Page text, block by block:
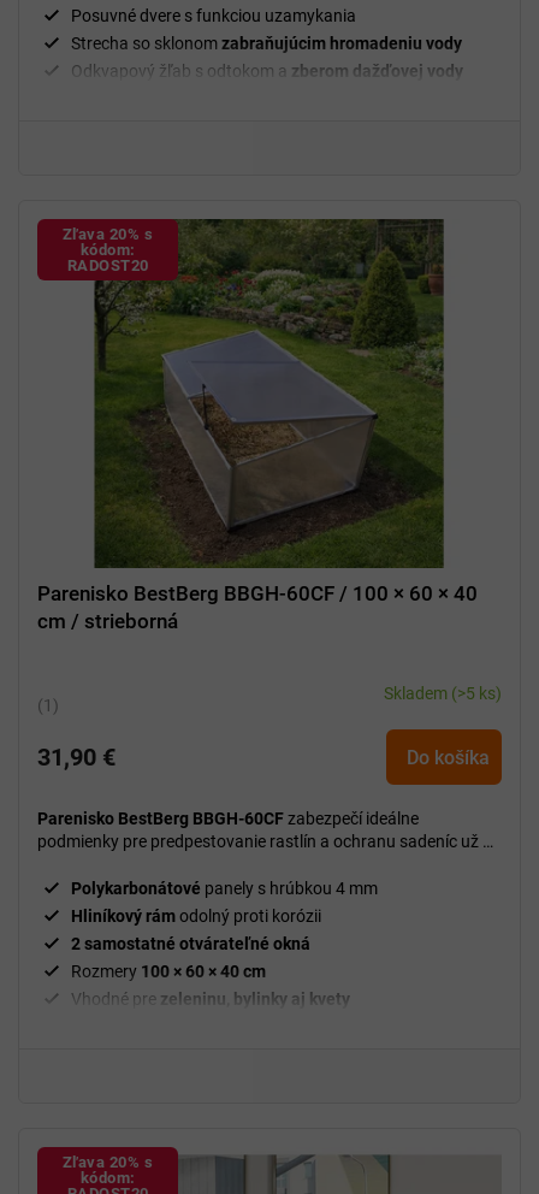
Posuvné dvere s funkciou uzamykania
Strecha so sklonomzabraňujúcim hromadeniu vody
Odkvapový žľab s odtokom a zberom dažďovej vody
Zľava 20% s
kódom:
RADOST20
Parenisko BestBerg BBGH-60CF / 100 × 60 × 40
cm / strieborná
Priemerné
produktu
5,0
z
hviezdičiek.
Skladem (>5 ks)
31,90 € Do košíka
Parenisko BestBerg BBGH-60CFzabezpečí ideálne
podmienky pre predpestovanie rastlín a ochranu sadeníc už od
Polykarbonátové panely s hrúbkou 4 mm
Hliníkový rámodolný proti korózii
2 samostatné otvárateľné okná
Rozmery 100 × 60 × 40 cm
Vhodné pre zeleninu, bylinky aj kvety
Zľava 20% s
kódom: